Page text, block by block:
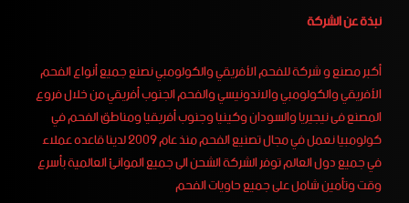
نبذة عن الشركة
أكبر مصنع و شركة للفحم الأفريقي والكولومبي نصنع جميع أنواع الفحم
الأفريقي والكولومبي والاندونيسي والفحم الجنوب أفريقي من خلال فروع
المصنع فى نيجيريا والسودان وكينيا وجنوب أفريقيا ومناطق الفحم في
كولومبيا نعمل في مجال تصنيع الفحم منذ عام 2009 لدينا قاعده عملاء
في جميع دول العالم توفر الشركة الشحن الى جميع الموانئ العالمية بأسرع
وقت وتأمين شامل على جميع حاويات الفحم